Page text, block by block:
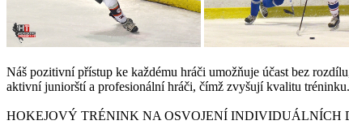
Náš pozitivní přístup ke každému hráči umožňuje účast bez
aktivní juniorští a profesionální hráči, čímž zvyšují kvalitu
HOKEJOVÝ TRÉNINK NA OSVOJENÍ INDIVIDUÁLNÍCH